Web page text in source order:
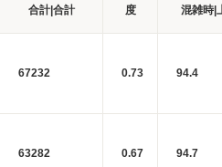
合計|合計
度
混雑時|
67232 0.73 94.4
63282 0.67 94.7